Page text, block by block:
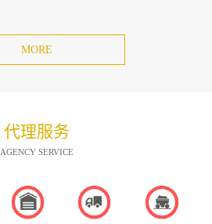
MORE
代理服务
AGENCY SERVICE